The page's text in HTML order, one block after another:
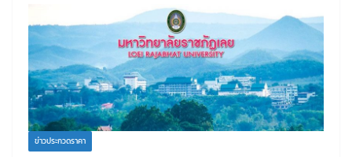
ข่าวประกวดราคา